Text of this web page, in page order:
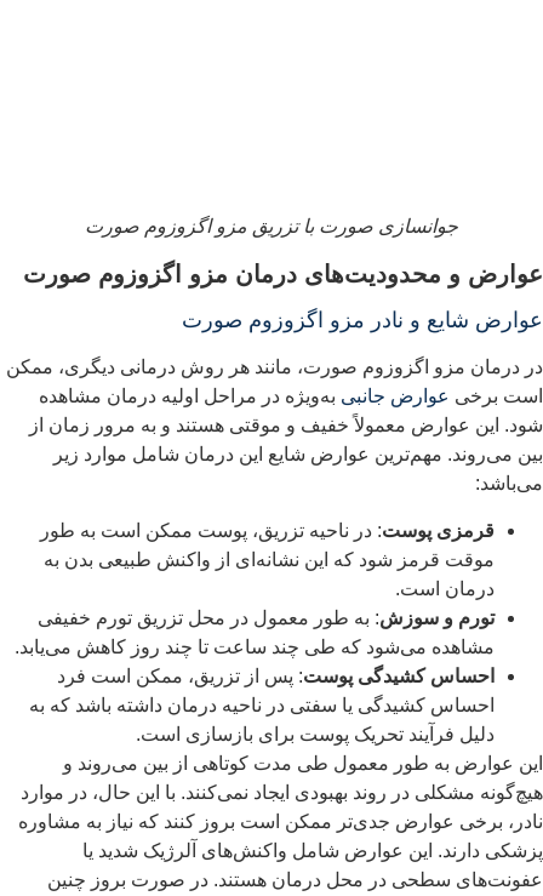
جوانسازی صورت با تزریق مزو اگزوزوم صورت
و محدودیت‌های درمان مزو اگزوزوم صورت
شایع و نادر مزو اگزوزوم صورت
درمان مزو اگزوزوم صورت، مانند هر روش درمانی دیگری، ممکن
برخی عوارض جانبیبه‌ویژه در مراحل اولیه درمان مشاهده
این عوارض معمولاً خفیف و موقتی هستند و به مرور زمان از
می‌روند. مهم‌ترین عوارض شایع این درمان شامل موارد زیر
قرمزی پوست: در ناحیه تزریق، پوست ممکن است به طور
موقت قرمز شود که این نشانه‌ای از واکنش طبیعی بدن به
درمان است.
تورم و سوزش: به طور معمول در محل تزریق تورم خفیفی
مشاهده می‌شود که طی چند ساعت تا چند روز کاهش می‌یابد.
احساس کشیدگی پوست: پس از تزریق، ممکن است فرد
احساس کشیدگی یا سفتی در ناحیه درمان داشته باشد که به
دلیل فرآیند تحریک پوست برای بازسازی است.
عوارض به طور معمول طی مدت کوتاهی از بین می‌روند و
مشکلی در روند بهبودی ایجاد نمی‌کنند. با این حال، در موارد
برخی عوارض جدی‌تر ممکن است بروز کنند که نیاز به مشاوره
دارند. این عوارض شامل واکنش‌های آلرژیک شدید یا
سطحی در محل درمان هستند. در صورت بروز چنین